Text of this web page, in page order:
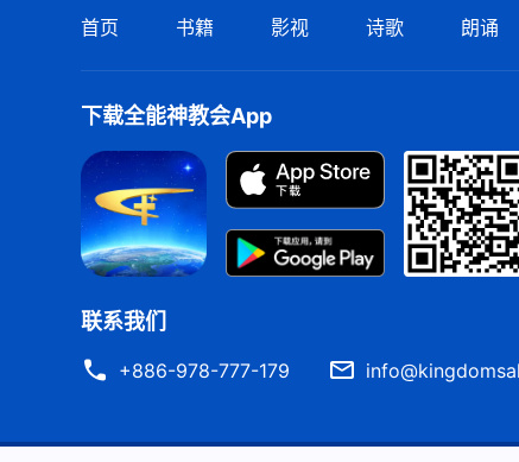
首页 书籍 影视 诗歌 朗诵
下载全能神教会App
联系我们
+886-978-777-179